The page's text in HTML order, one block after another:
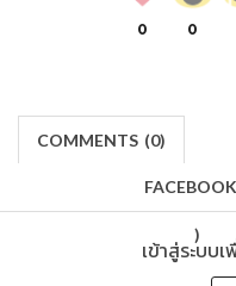
0 0
COMMENTS (0)
FACEBOOK
)
เข้าสู่ระบบ